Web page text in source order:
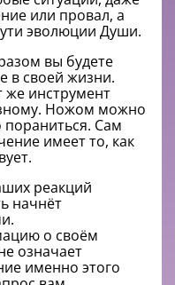
или провал, а
эволюции Души.
вы будете
в своей жизни.
же инструмент
Ножом можно
Сам
имеет то, как
реакций
начнёт
о своём
означает
именно этого